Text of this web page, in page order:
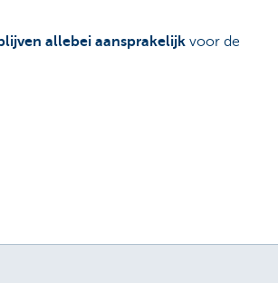
allebei aansprakelijk voor de